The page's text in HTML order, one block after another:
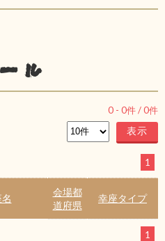
ル
0 - 0件 /0件
1
会場都
道府県
幸座タイプ
1